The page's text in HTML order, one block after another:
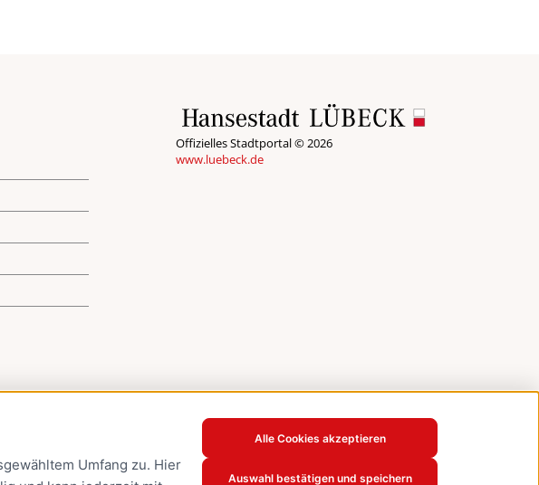
Umfang zu. Hier
Alle Cookies akzeptieren
Auswahl bestätigen und speichern
Offizielles Stadtportal © 2026
www.luebeck.de